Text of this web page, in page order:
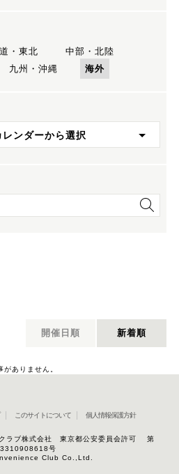
・東北
中部・北陸
九州・沖縄 海外
レンダーから選択
開催日順 新着順
がありません。
このサイトについて 個人情報保護方針
クラブ株式会社 東京都公安委員会許可 第
号
Club Co.,Ltd.